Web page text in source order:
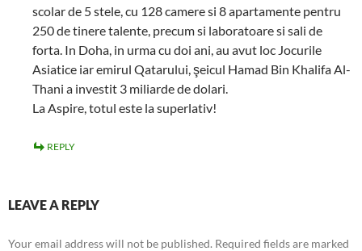
scolar de 5 stele, cu 128 camere si 8 apartamente pentru
250 de tinere talente, precum si laboratoare si sali de
forta. In Doha, in urma cu doi ani, au avut loc Jocurile
Asiatice iar emirul Qatarului, şeicul Hamad Bin Khalifa Al-
Thani a investit 3 miliarde de dolari.
La Aspire, totul este la superlativ!
REPLY
LEAVE A REPLY
Your email address will not be published. Required fields are marked